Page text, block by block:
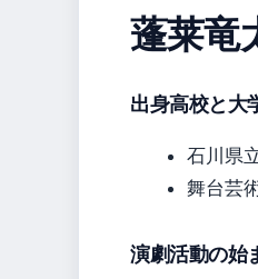
蓬莱竜
出身高校と大
石川県
舞台芸
演劇活動の始